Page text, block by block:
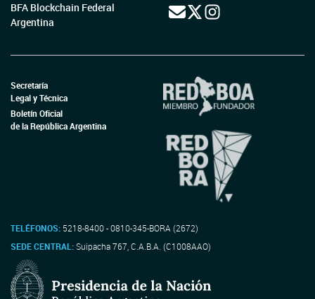
BFA Blockchain Federal
Argentina
Secretaría
Legal y Técnica
Boletín Oficial
de la República Argentina
TELÉFONOS: 5218-8400 - 0810-345-BORA (2672)
SEDE CENTRAL:Suipacha 767, C.A.B.A. (C1008AAO)